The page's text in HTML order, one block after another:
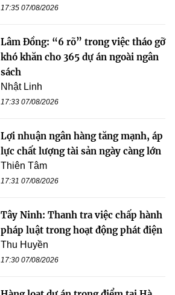
17:35 07/08/2026
Lâm Đồng: “6 rõ” trong việc tháo gỡ
khó khăn cho 365 dự án ngoài ngân
sách
Nhật Linh
17:33 07/08/2026
Lợi nhuận ngân hàng tăng mạnh, áp
lực chất lượng tài sản ngày càng lớn
Thiên Tâm
17:31 07/08/2026
Tây Ninh: Thanh tra việc chấp hành
pháp luật trong hoạt động phát điện
Thu Huyền
17:30 07/08/2026